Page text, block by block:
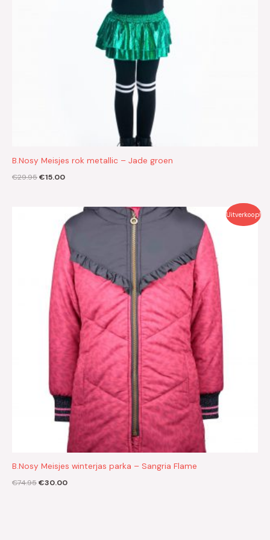
B.Nosy Meisjes rok metallic – Jade groen
€29.95€15.00
Uitverkoop!
B.Nosy Meisjes winterjas parka – Sangria Flame
€74.95
Oorspronkelijke
€74.95.
€30.00
Huidige
prijs
€30.00.